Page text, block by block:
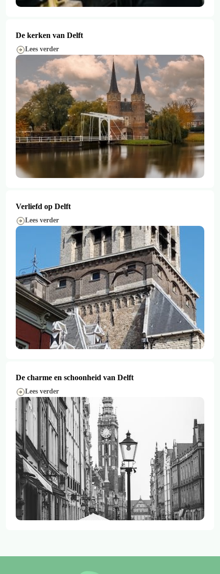
De kerken van Delft
Lees verder
Verliefd op Delft
Lees verder
De charme en schoonheid van Delft
Lees verder